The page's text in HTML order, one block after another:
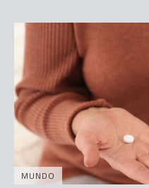
MUNDO